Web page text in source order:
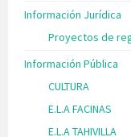
Información Jurídica
Proyectos de
Información Pública
CULTURA
E.L.A FACINAS
E.L.A TAHIVILLA